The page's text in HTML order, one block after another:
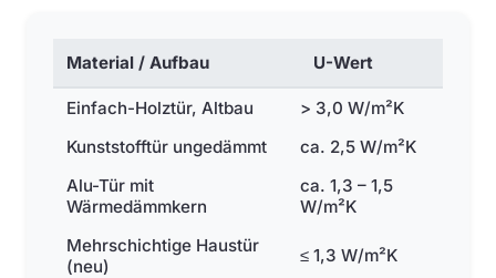
Material / Aufbau U-Wert
Einfach-Holztür, Altbau
> 3,0 W/m²K
Kunststofftür ungedämmt
ca. 2,5 W/m²K
Alu-Tür mit
Wärmedämmkern
ca. 1,3 – 1,5
W/m²K
Mehrschichtige Haustür
(neu)
≤ 1,3 W/m²K